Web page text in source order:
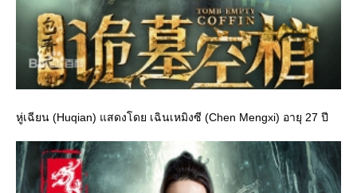
หู่เฉียน (Huqian) แสดงโดย เฉินเหมิงซี (Chen Mengxi) อายุ 27 ปี